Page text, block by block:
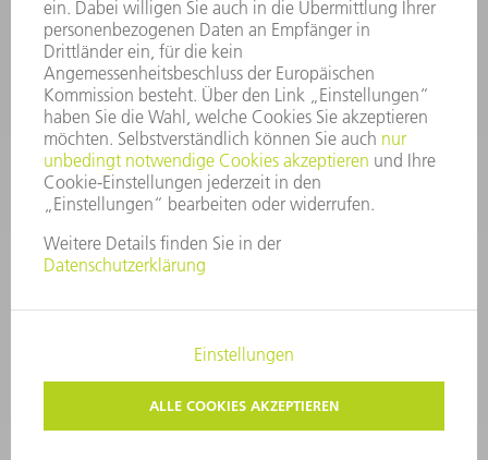
After Sales
+43722160396550
Mo - Do: 08:00 -17:30 Uhr
Fr: 08:00 -16:30 Uhr
ersatzteile@at.trumpf.com
COPYRIGHT UND MARKENZEICHEN
NUTZUNGSBEDINGUNGEN
AGB